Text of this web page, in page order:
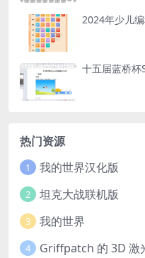
2024年少儿
十五届蓝桥
热门资源
1 我的世界汉化版
2 坦克大战联机版
3 我的世界
4 Griffpatch 的 3D 激